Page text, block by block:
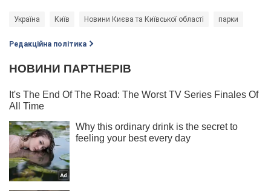
Україна Київ Новини Києва та Київської області парки
Редакційна політика